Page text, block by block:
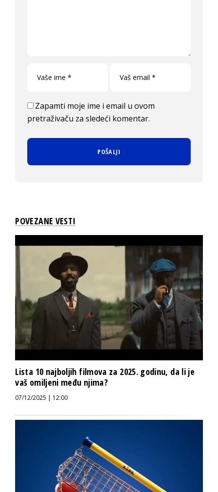
Zapamti moje ime i email u ovom
pretraživaču za sledeći komentar.
POVEZANE VESTI
Lista 10 najboljih filmova za 2025. godinu, da li je
vaš omiljeni među njima?
07/12/2025 | 12:00